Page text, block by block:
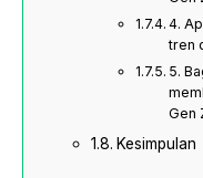
4.
tren
5.
Gen
Kesimpulan